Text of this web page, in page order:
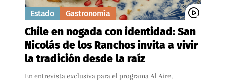
Estado Gastronomía
Chile en nogada con identidad: San
Nicolás de los Ranchos invita a vivir
la tradición desde la raíz
En entrevista exclusiva para el programa Al Aire,